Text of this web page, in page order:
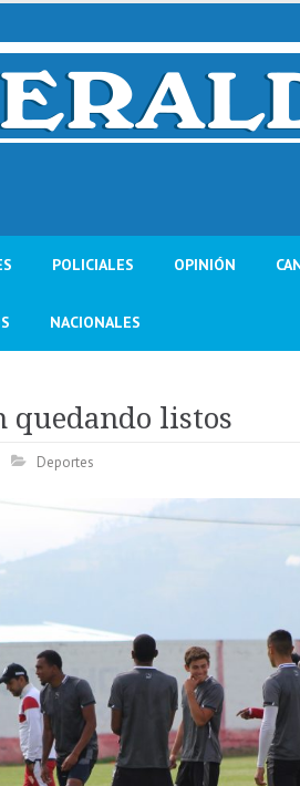
POLICIALES OPINIÓN
NACIONALES
quedando listos
Deportes